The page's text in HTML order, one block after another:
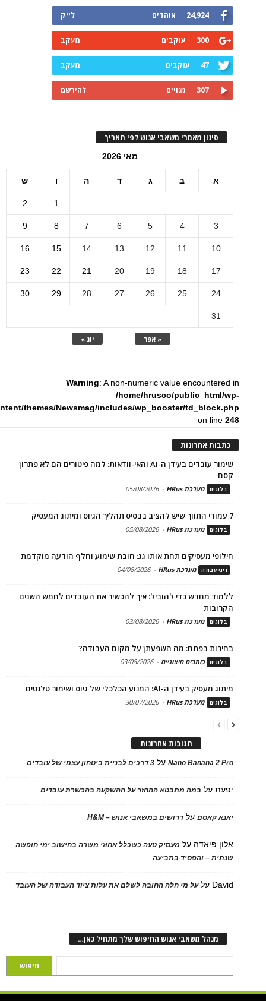
24,924 אוהדים לייק
300 עוקבים מעקב
47 עוקבים מעקב
307 מנויים להירשם
סינון מאמרי משאבי אנוש לפי תאריך
מאי 2026
א ב ג ד ה ו ש
« אפר יונ »
1
2
3
4
5
6
7
8
9
10
11
12
13
14
15
16
17
18
19
20
21
22
23
24
25
26
27
28
29
30
31
Warning: A non-numeric value encountered in
/home/hrusco/public_html/wp-
themes/Newsmag/includes/wp_booster/td_block.php
on line248
כתבות אחרונות
שימור עובדים בעידן ה-AI והאי-וודאות: למה פיטורים הם לא פתרון
קסם
בלוגים מערכת HRus -
05/08/2026
7 עמודי התווך שיש להציב בבסיס תהליך הגיוס ומיתוג המעסיק
בלוגים מערכת HRus -
05/08/2026
חילופי מעסיקים תחת אותו גג: חובת שימוע וחלף הודעה מוקדמת
דיני עבודה מערכת HRus -
04/08/2026
ללמוד מחדש כדי להוביל: איך להכשיר את העובדים לחמש השנים
הקרובות
בלוגים מערכת HRus -
03/08/2026
בחירות בפתח: מה השפעתן על מקום העבודה?
בלוגים כותבים חיצוניים -
03/08/2026
מיתוג מעסיק בעידן ה-AI: המנוע הכלכלי של גיוס ושימור טלנטים
בלוגים מערכת HRus -
30/07/2026
תגובות אחרונות
Nano Banana 2 Proעל 3 דרכים לבניית ביטחון עצמי של עובדים
יפעתעל במה מתבטא ההחזר על ההשקעה בהכשרת עובדים
יאנא קאסםעלדרושים במשאבי אנוש – H&M
אלון פיאדה על מעסיק טעה כשכלל אחוזי משרה בחישוב ימי חופשה
שנתית – והפסיד בתביעה
David עלעל מי חלה החובה לשלם את עלות ציוד העבודה של העובד
מנהל משאבי אנוש החיפוש שלך מתחיל כאן…